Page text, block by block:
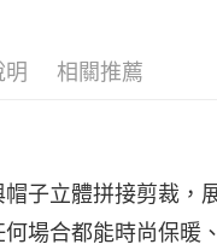
明 相關推薦
帽子立體拼接剪裁，
場合都能時尚保暖